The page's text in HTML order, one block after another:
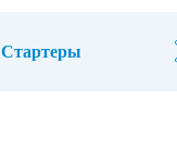
Стартеры